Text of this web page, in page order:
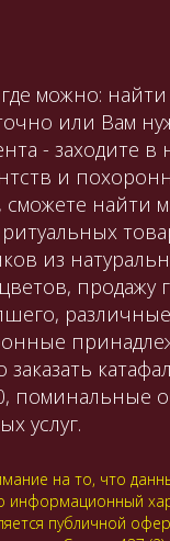
можно:
или Вам
- заходите в
и
сможете найти
из
продажу
поминальные
услуг.
на то, что
информационный
публичной